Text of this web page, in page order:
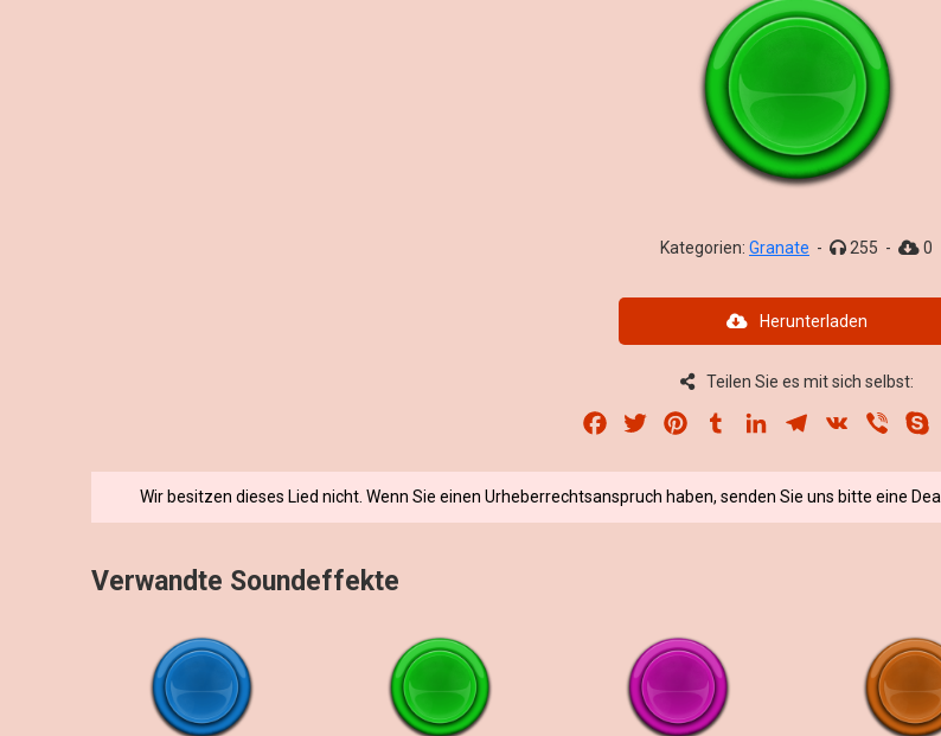
Kategorien: Granate - 255 - 0
Herunterladen
Teilen Sie es mit sich selbst:
Facebook
Twitter PinterestTumblrLinkedInTelegram
VK Viber
Wir besitzen dieses Lied nicht. Wenn Sie einen Urheberrechtsanspruch haben, senden Sie uns bitte eine
Verwandte Soundeffekte